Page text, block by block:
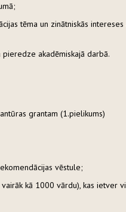
tēma un zinātniskās
akadēmiskajā darbā.
grantam (1.pielikums)
vēstule;
kā 1000 vārdu), kas ietver